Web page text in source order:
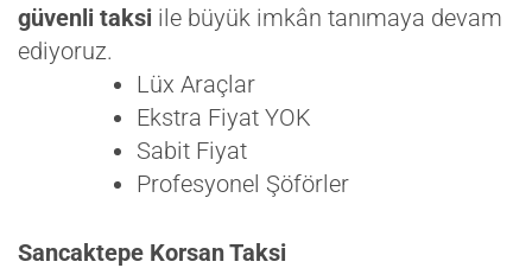
güvenli taksi ile büyük imkân tanımaya devam
ediyoruz.
Lüx Araçlar
Ekstra Fiyat YOK
Sabit Fiyat
Profesyonel Şöförler
Sancaktepe Korsan Taksi